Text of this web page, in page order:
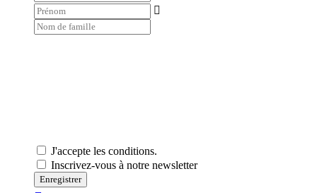

J'accepte les conditions.
Inscrivez-vous à notre newsletter
Enregistrer